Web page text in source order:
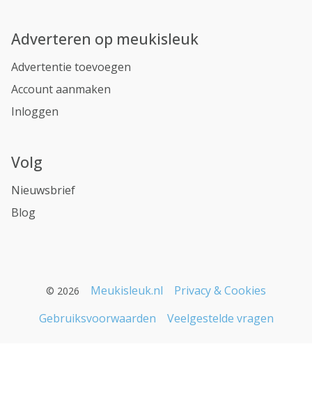
Adverteren op meukisleuk
Advertentie toevoegen
Account aanmaken
Inloggen
Volg
Nieuwsbrief
Blog
© 2026 Meukisleuk.nl
Privacy & Cookies
Gebruiksvoorwaarden
Veelgestelde vragen